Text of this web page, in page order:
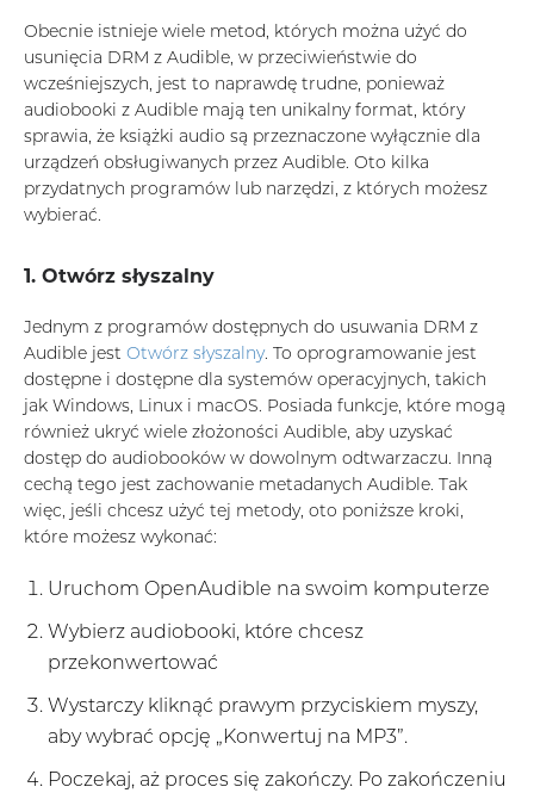
Obecnie istnieje wiele metod, których można użyć do
usunięcia DRM z Audible, w przeciwieństwie do
wcześniejszych, jest to naprawdę trudne, ponieważ
audiobooki z Audible mają ten unikalny format, który
sprawia, że ​​książki audio są przeznaczone wyłącznie dla
urządzeń obsługiwanych przez Audible. Oto kilka
przydatnych programów lub narzędzi, z których możesz
wybierać.
1. Otwórz słyszalny
Jednym z programów dostępnych do usuwania DRM z
Audible jest Otwórz słyszalny. To oprogramowanie jest
dostępne i dostępne dla systemów operacyjnych, takich
jak Windows, Linux i macOS. Posiada funkcje, które mogą
również ukryć wiele złożoności Audible, aby uzyskać
dostęp do audiobooków w dowolnym odtwarzaczu. Inną
cechą tego jest zachowanie metadanych Audible. Tak
więc, jeśli chcesz użyć tej metody, oto poniższe kroki,
które możesz wykonać:
Uruchom OpenAudible na swoim komputerze
Wybierz audiobooki, które chcesz
przekonwertować
Wystarczy kliknąć prawym przyciskiem myszy,
aby wybrać opcję „Konwertuj na MP3”.
Poczekaj, aż proces się zakończy. Po zakończeniu